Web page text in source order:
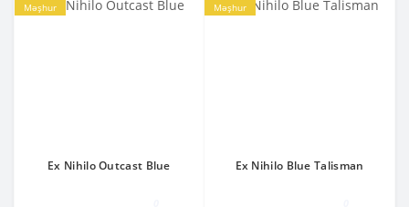
Məşhur
Ex Nihilo Outcast Blue
Məşhur
Ex Nihilo Blue Talisman